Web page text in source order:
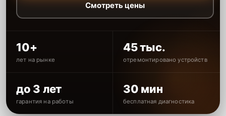
Смотреть цены
10+
лет на рынке
45 тыс.
отремонтировано устройств
до 3 лет
гарантия на работы
30 мин
бесплатная диагностика